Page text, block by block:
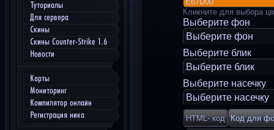
Туториалы
Для сервера
Скины
Скины Counter-Strike 1.6
Новости
Карты
Мониторинг
Компилятор онлайн
Регистрация ника
Кликните для выбора
Выберите фон
Выберите фон
Выберите блик
Выберите блик
Выберите насечку
Выберите насечку